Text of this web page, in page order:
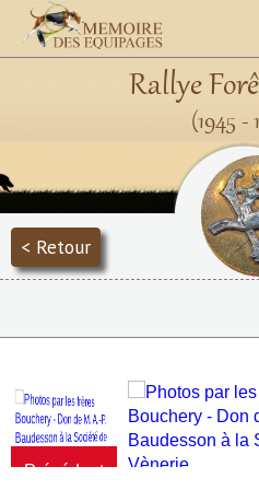
Rallye
(1945 -
< Retour
Précédent